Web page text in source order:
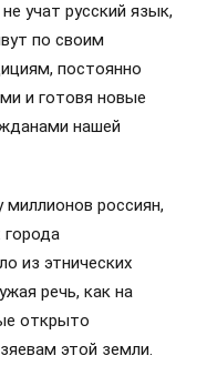
учат русский язык,
по своим
постоянно
и готовя новые
нашей
миллионов россиян,
города
из этнических
речь, как на
открыто
этой земли.